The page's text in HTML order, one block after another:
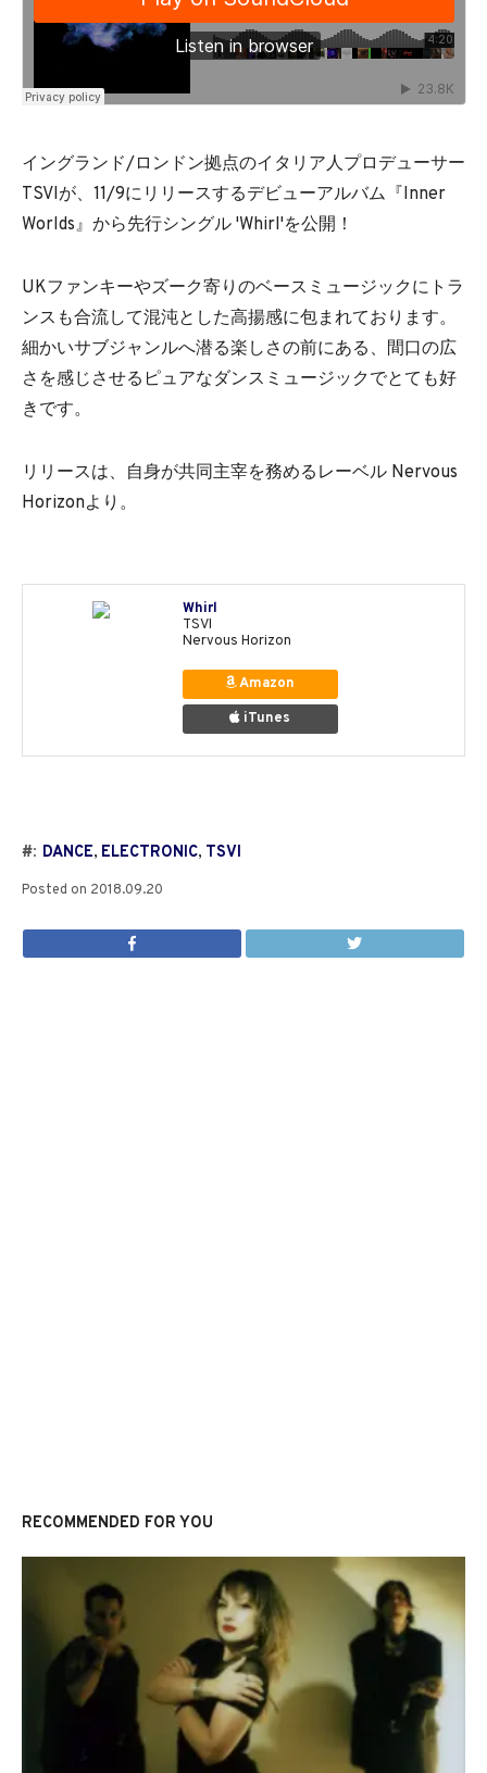
イングランド/ロンドン拠点のイタリア人プロデューサー
TSVIが、11/9にリリースするデビューアルバム『Inner
Worlds』から先行シングル 'Whirl'を公開！
UKファンキーやズーク寄りのベースミュージックにトラ
ンスも合流して混沌とした高揚感に包まれております。
細かいサブジャンルへ潜る楽しさの前にある、間口の広
さを感じさせるピュアなダンスミュージックでとても好
きです。
リリースは、自身が共同主宰を務めるレーベル Nervous
Horizonより。
Whirl
TSVI
Nervous Horizon
Amazon
iTunes
#: DANCE, ELECTRONIC, TSVI
Posted on 2018.09.20
RECOMMENDED FOR YOU